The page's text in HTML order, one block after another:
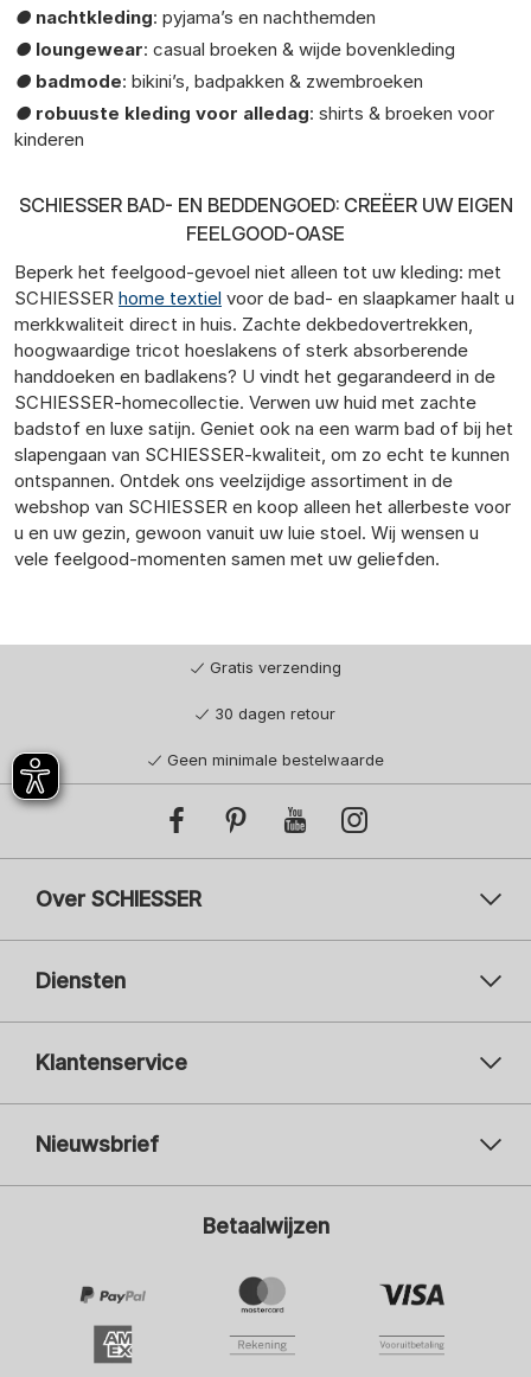
● nachtkleding: pyjama’s en nachthemden
● loungewear: casual broeken & wijde bovenkleding
● badmode: bikini’s, badpakken & zwembroeken
● robuuste kleding voor alledag: shirts & broeken voor
kinderen
SCHIESSER BAD- EN BEDDENGOED: CREËER UW EIGEN
FEELGOOD-OASE
Beperk het feelgood-gevoel niet alleen tot uw kleding: met
SCHIESSER home textiel voor de bad- en slaapkamer haalt u
merkkwaliteit direct in huis. Zachte dekbedovertrekken,
hoogwaardige tricot hoeslakens of sterk absorberende
handdoeken en badlakens? U vindt het gegarandeerd in de
SCHIESSER-homecollectie. Verwen uw huid met zachte
badstof en luxe satijn. Geniet ook na een warm bad of bij het
slapengaan van SCHIESSER-kwaliteit, om zo echt te kunnen
ontspannen. Ontdek ons veelzijdige assortiment in de
webshop van SCHIESSER en koop alleen het allerbeste voor
u en uw gezin, gewoon vanuit uw luie stoel. Wij wensen u
vele feelgood-momenten samen met uw geliefden.
Gratis verzending
30 dagen retour
Geen minimale bestelwaarde
Over SCHIESSER
Diensten
Klantenservice
Nieuwsbrief
Ik ben geïnteresseerd in:
Herenmode
ADIDAS
Betaalwijzen